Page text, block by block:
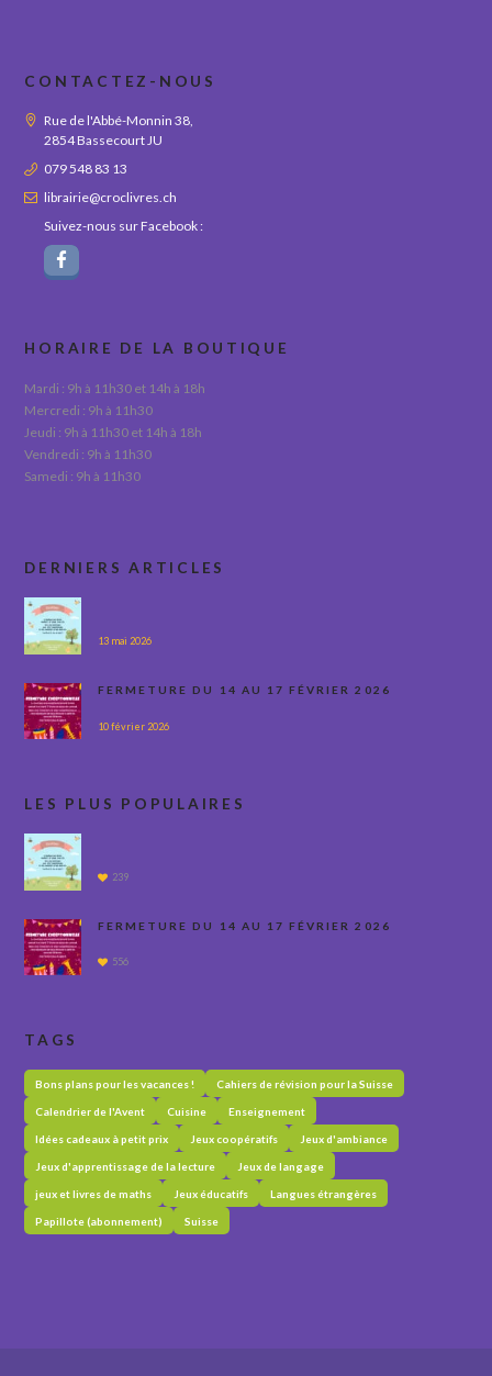
CONTACTEZ-NOUS
Rue de l'Abbé-Monnin 38,
2854 Bassecourt JU
079 548 83 13
librairie@croclivres.ch
Suivez-nous sur Facebook :
HORAIRE DE LA BOUTIQUE
Mardi : 9h à 11h30 et 14h à 18h
Mercredi : 9h à 11h30
Jeudi : 9h à 11h30 et 14h à 18h
Vendredi : 9h à 11h30
Samedi : 9h à 11h30
DERNIERS ARTICLES
13 mai 2026
FERMETURE DU 14 AU 17 FÉVRIER 2026
10 février 2026
LES PLUS POPULAIRES
239
FERMETURE DU 14 AU 17 FÉVRIER 2026
556
TAGS
Bons plans pour les vacances ! Cahiers de révision pour la Suisse
Calendrier de l'Avent Cuisine Enseignement
Idées cadeaux à petit prix Jeux coopératifs Jeux d'ambiance
Jeux d'apprentissage de la lecture Jeux de langage
jeux et livres de maths Jeux éducatifs Langues étrangères
Papillote (abonnement) Suisse